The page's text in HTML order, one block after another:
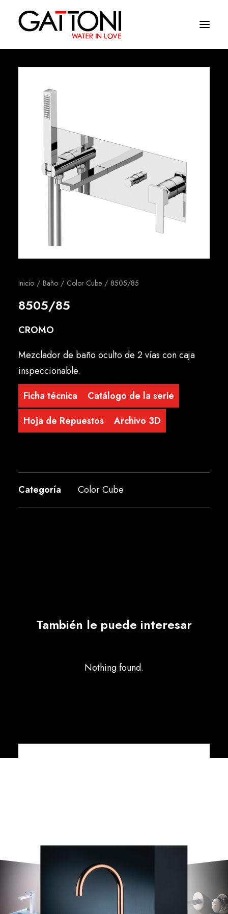
Ambientes
Productos
Acabados
Media
Dònde comprar
Inicio Baño Color Cube 8505/85
8505/85
CROMO
Mezclador de baño oculto de 2 vías con caja
inspeccionable.
Ficha técnica
Catálogo de la serie
Hoja de Repuestos
Archivo 3D
Categoría Color Cube
También le puede interesar
Nothing found.